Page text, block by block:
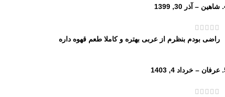
شاهين– آذر 30, 1399
راضى بودم بنظرم از عربى بهتره و كاملا طعم قهوه داره
عرفان– خرداد 4, 1403